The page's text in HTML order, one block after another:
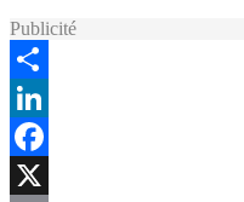
Publicité
Share
LinkedIn
Facebook